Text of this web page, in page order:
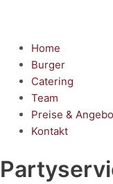
Home
Burger
Catering
Team
Preise &
Kontakt